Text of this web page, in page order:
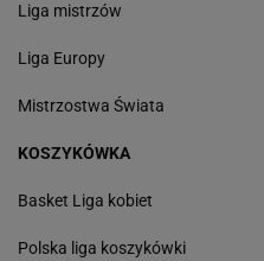
Liga mistrzów
Liga Europy
Mistrzostwa Świata
KOSZYKÓWKA
Basket Liga kobiet
Polska liga koszykówki